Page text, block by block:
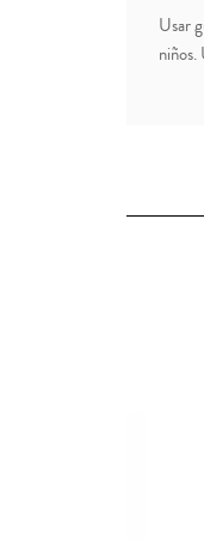
Usar
niños.